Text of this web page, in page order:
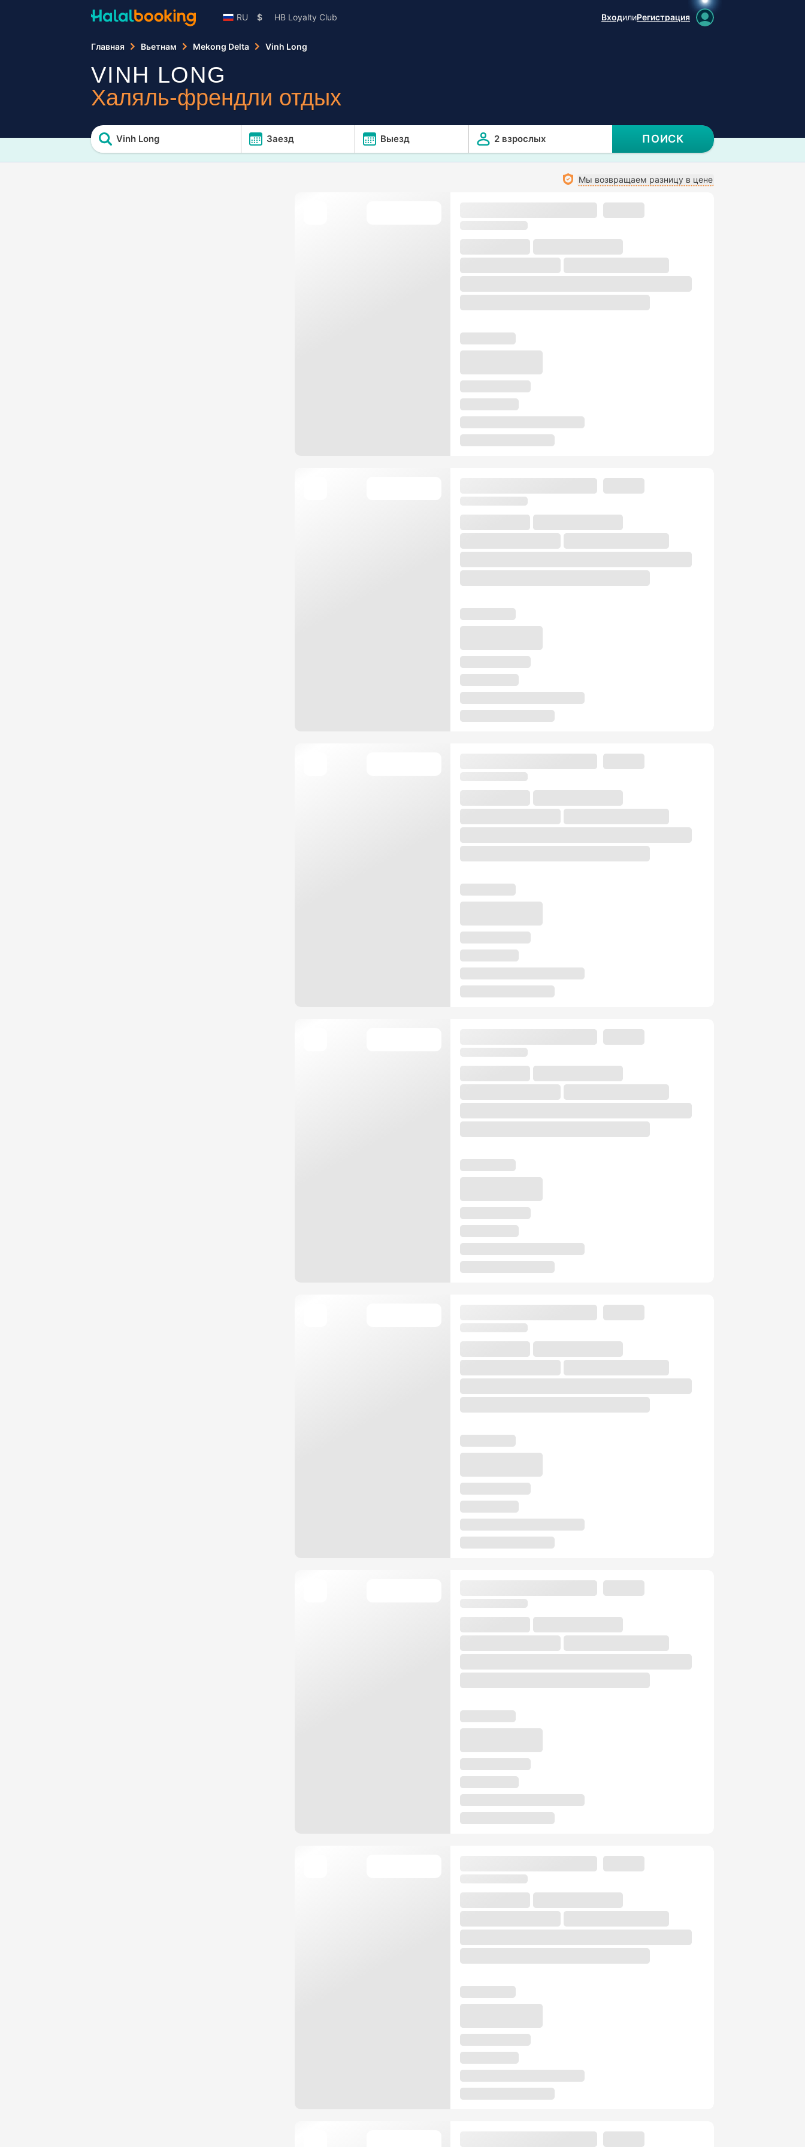
RU $ HB Loyalty Club ВходилиРегистрация
Главная Вьетнам Mekong Delta Vinh Long
VINH LONG
Халяль-френдли отдых
Vinh Long Заезд Выезд 2 взрослых ПОИСК
Мы возвращаем разницу в цене